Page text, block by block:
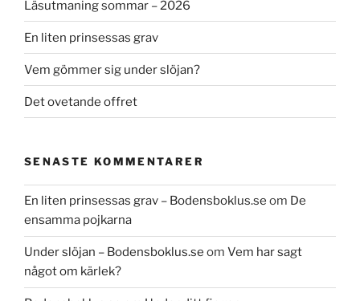
Läsutmaning sommar – 2026
En liten prinsessas grav
Vem gömmer sig under slöjan?
Det ovetande offret
SENASTE KOMMENTARER
En liten prinsessas grav – Bodensboklus.se om De
ensamma pojkarna
Under slöjan – Bodensboklus.se om Vem har sagt
något om kärlek?